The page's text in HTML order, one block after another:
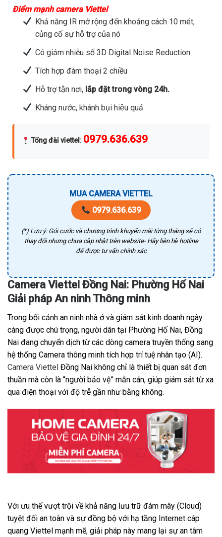
Điểm mạnh camera Viettel
Khả năng IR mở rộng đến khoảng cách 10 mét,
củng cố sự hỗ trợ của nó
Có giảm nhiễu số 3D Digital Noise Reduction
Tích hợp đàm thoại 2 chiều
Hỗ trợ tận nơi,lắp đặt trong vòng 24h.
Kháng nước, khánh bụi hiệu quả
Tổng đài viettel : 0979.636.639
MUA CAMERA VIETTEL
0979.636.639
(*) Lưu ý: Gói cước và chương trình khuyến mãi từng tháng sẽ có
thay đổi nhưng chưa cập nhật trên website- Hãy liên hệ hotline
để được tư vấn chính xác
Camera Viettel Đồng Nai: Phường Hố Nai
Giải pháp An ninh Thông minh
Trong bối cảnh an ninh nhà ở và giám sát kinh doanh ngày
càng được chú trọng, người dân tại Phường Hố Nai, Đồng
Nai đang chuyển dịch từ các dòng camera truyền thống sang
hệ thống Camera thông minh tích hợp trí tuệ nhân tạo (AI).
Camera Viettel Đồng Nai không chỉ là thiết bị quan sát đơn
thuần mà còn là “người bảo vệ” mẫn cán, giúp giám sát từ xa
qua điện thoại với độ trễ gần như bằng không.
Với ưu thế vượt trội về khả năng lưu trữ đám mây (Cloud)
tuyệt đối an toàn và sự đồng bộ với hạ tầng Internet cáp
quang Viettel mạnh mẽ, giải pháp này mang lại sự an tâm